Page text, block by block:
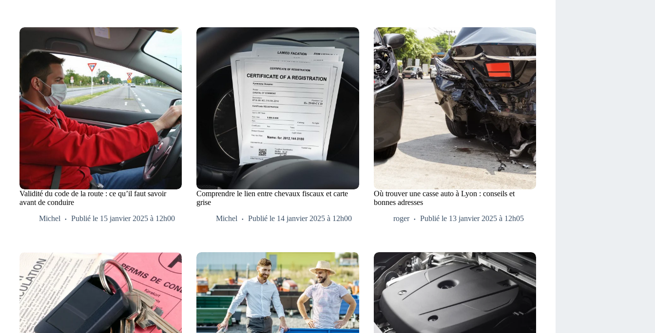
Validité du code de la route : ce qu’il faut savoir
avant de conduire
Michel
Publié le 15 janvier 2025 à 12h00
Comprendre le lien entre chevaux fiscaux et carte
grise
Michel
Publié le 14 janvier 2025 à 12h00
Où trouver une casse auto à Lyon : conseils et
bonnes adresses
roger
Publié le 13 janvier 2025 à 12h05